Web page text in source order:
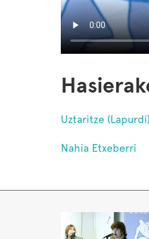
Uztaritze
Nahia Etxeberri